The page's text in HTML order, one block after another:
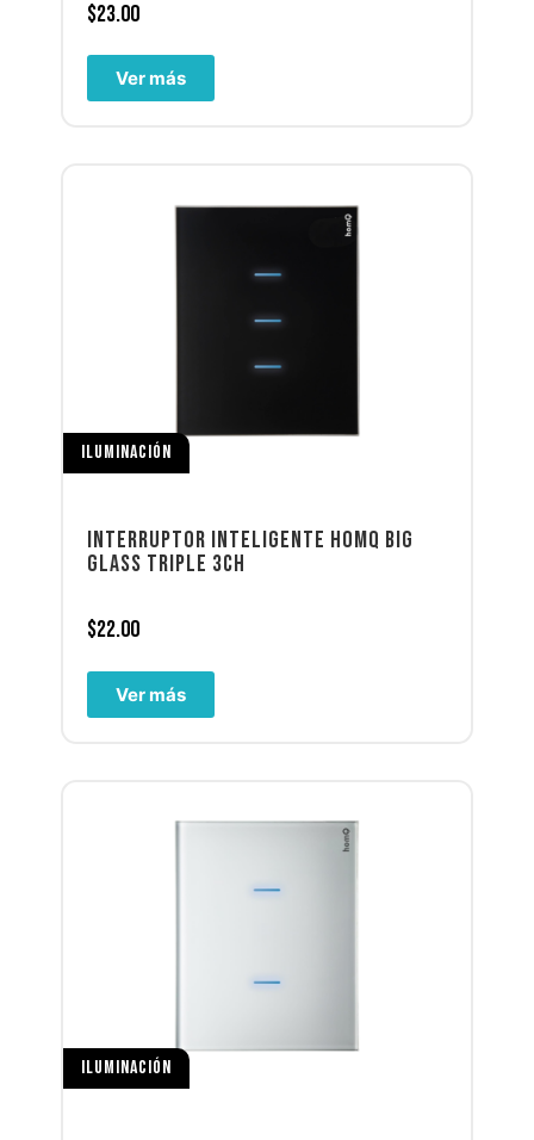
$23.00
Ver más
ILUMINACIÓN
INTERRUPTOR INTELIGENTE HOMQ BIG
GLASS TRIPLE 3CH
$22.00
Ver más
ILUMINACIÓN